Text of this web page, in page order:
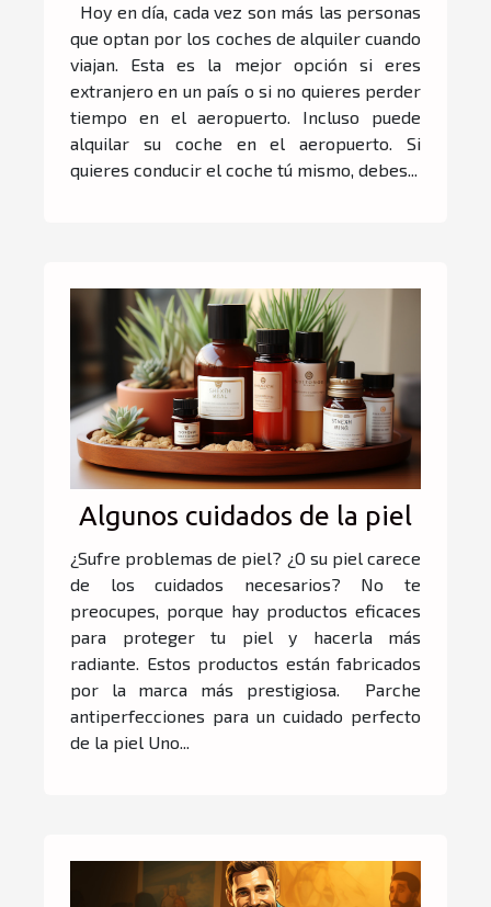
Hoy en día, cada vez son más las personas
que optan por los coches de alquiler cuando
viajan. Esta es la mejor opción si eres
extranjero en un país o si no quieres perder
tiempo en el aeropuerto. Incluso puede
alquilar su coche en el aeropuerto. Si
quieres conducir el coche tú mismo, debes...
Algunos cuidados de la piel
¿Sufre problemas de piel? ¿O su piel carece
de los cuidados necesarios? No te
preocupes, porque hay productos eficaces
para proteger tu piel y hacerla más
radiante. Estos productos están fabricados
por la marca más prestigiosa. Parche
antiperfecciones para un cuidado perfecto
de la piel Uno...